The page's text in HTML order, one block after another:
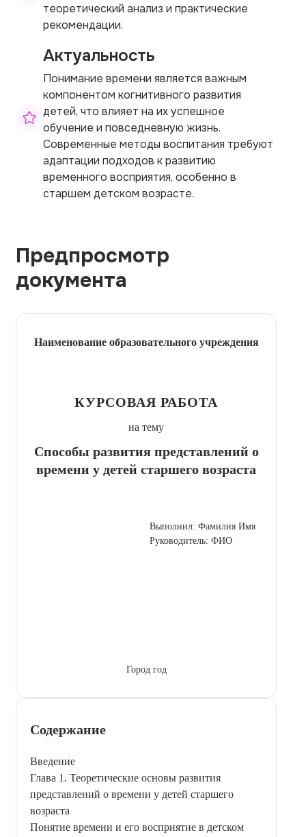
теоретический анализ и практические
рекомендации.
Актуальность
Понимание времени является важным
компонентом когнитивного развития
детей, что влияет на их успешное
обучение и повседневную жизнь.
Современные методы воспитания требуют
адаптации подходов к развитию
временного восприятия, особенно в
старшем детском возрасте.
Предпросмотр
документа
Наименование образовательного учреждения
КУРСОВАЯ РАБОТА
на тему
Способы развития представлений о
времени у детей старшего возраста
Выполнил: Фамилия Имя
Руководитель: ФИО
Город год
Содержание
Введение
Глава 1. Теоретические основы развития
представлений о времени у детей старшего
возраста
Понятие времени и его восприятие в детском